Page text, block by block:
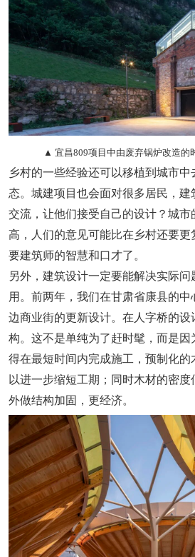
▲ 宜昌809项目中由废弃锅炉改造的
乡村的一些经验还可以移植到城市
态。城建项目也会面对很多居民，
交流，让他们接受自己的设计？城市
高，人们的意见可能比在乡村还要更
要建筑师的智慧和口才了。
另外，建筑设计一定要能解决实际
用。前两年，我们在甘肃省康县的中
边商业街的更新设计。在人字桥的设
构。这不是单纯为了赶时髦，而是因
得在最短时间内完成施工，预制化
以进一步缩短工期；同时木材的密
外做结构加固，更经济。